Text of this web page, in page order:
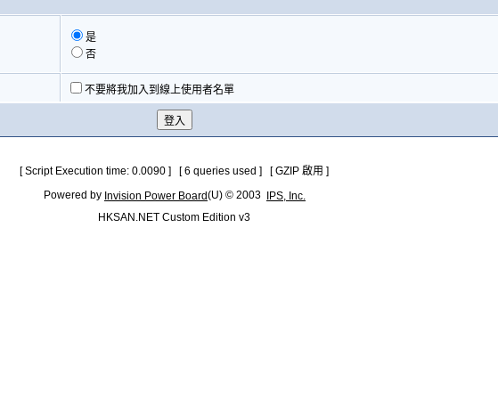
是
否
不要將我加入到線上使用者名單
[ Script Execution time: 0.0090 ] [ 6 queries used ] [ GZIP 啟用 ]
Powered by Invision Power Board(U) © 2003
IPS, Inc.
HKSAN.NET Custom Edition v3